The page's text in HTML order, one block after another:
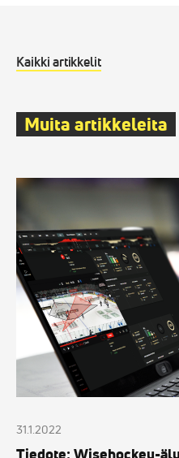
Kaikki artikkelit
Muita artikkeleita
Tiedote:
älykiekkojärjestelmä
käyttöön
Saksan
DEL-
liigassa
31.1.2022